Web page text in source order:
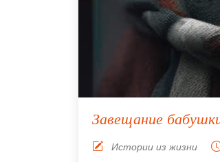
Завещание
Истории из жизни